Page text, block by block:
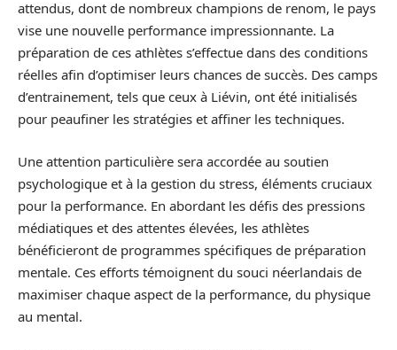
attendus, dont de nombreux champions de renom, le pays
vise une nouvelle performance impressionnante. La
préparation de ces athlètes s’effectue dans des conditions
réelles afin d’optimiser leurs chances de succès. Des camps
d’entrainement, tels que ceux à Liévin, ont été initialisés
pour peaufiner les stratégies et affiner les techniques.
Une attention particulière sera accordée au soutien
psychologique et à la gestion du stress, éléments cruciaux
pour la performance. En abordant les défis des pressions
médiatiques et des attentes élevées, les athlètes
bénéficieront de programmes spécifiques de préparation
mentale. Ces efforts témoignent du souci néerlandais de
maximiser chaque aspect de la performance, du physique
au mental.